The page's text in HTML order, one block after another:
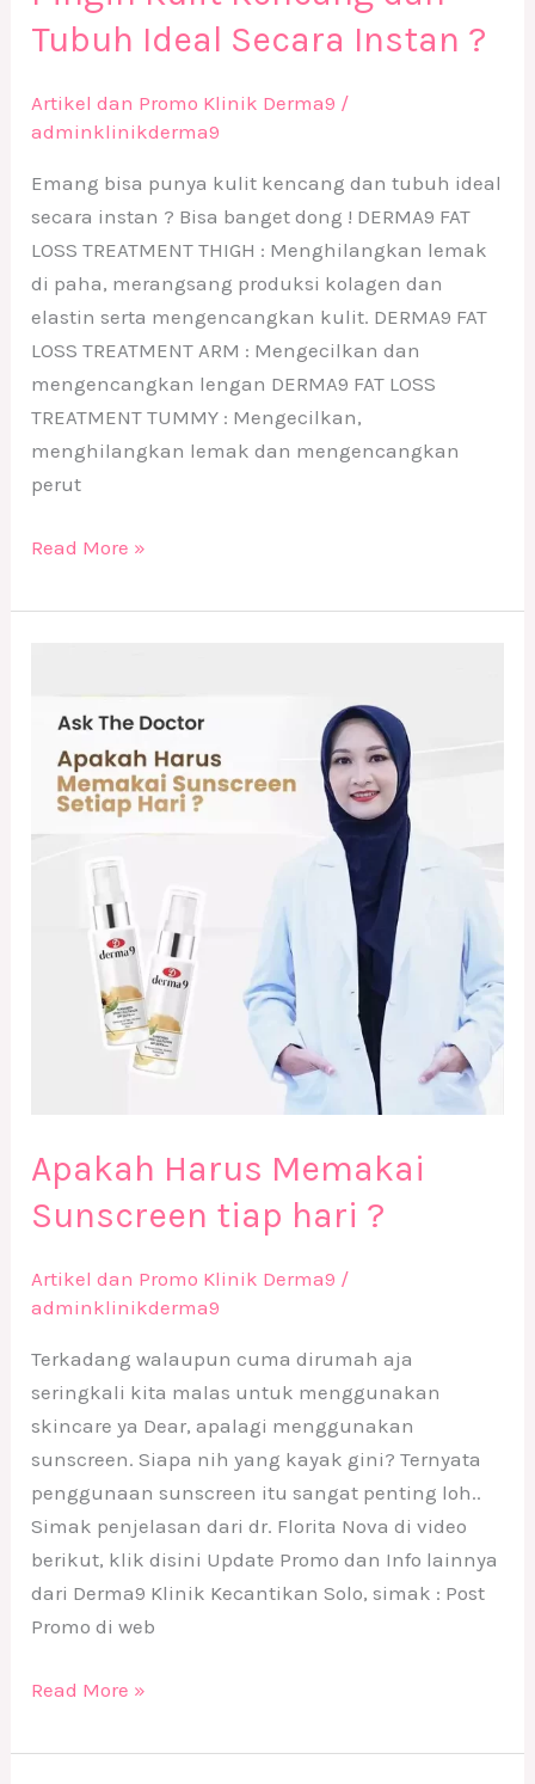
Tubuh Ideal Secara Instan ?
Artikel dan Promo Klinik Derma9 /
adminklinikderma9
Emang bisa punya kulit kencang dan tubuh ideal
secara instan ? Bisa banget dong ! DERMA9 FAT
LOSS TREATMENT THIGH : Menghilangkan lemak
di paha, merangsang produksi kolagen dan
elastin serta mengencangkan kulit. DERMA9 FAT
LOSS TREATMENT ARM : Mengecilkan dan
mengencangkan lengan DERMA9 FAT LOSS
TREATMENT TUMMY : Mengecilkan,
menghilangkan lemak dan mengencangkan
perut
Read More »
Apakah Harus Memakai
Sunscreen tiap hari ?
Artikel dan Promo Klinik Derma9 /
adminklinikderma9
Terkadang walaupun cuma dirumah aja
seringkali kita malas untuk menggunakan
skincare ya Dear, apalagi menggunakan
sunscreen. Siapa nih yang kayak gini? Ternyata
penggunaan sunscreen itu sangat penting loh..
Simak penjelasan dari dr. Florita Nova di video
berikut, klik disini Update Promo dan Info lainnya
dari Derma9 Klinik Kecantikan Solo, simak : Post
Promo di web
Memakai
Sunscreen
tiap
Read More »